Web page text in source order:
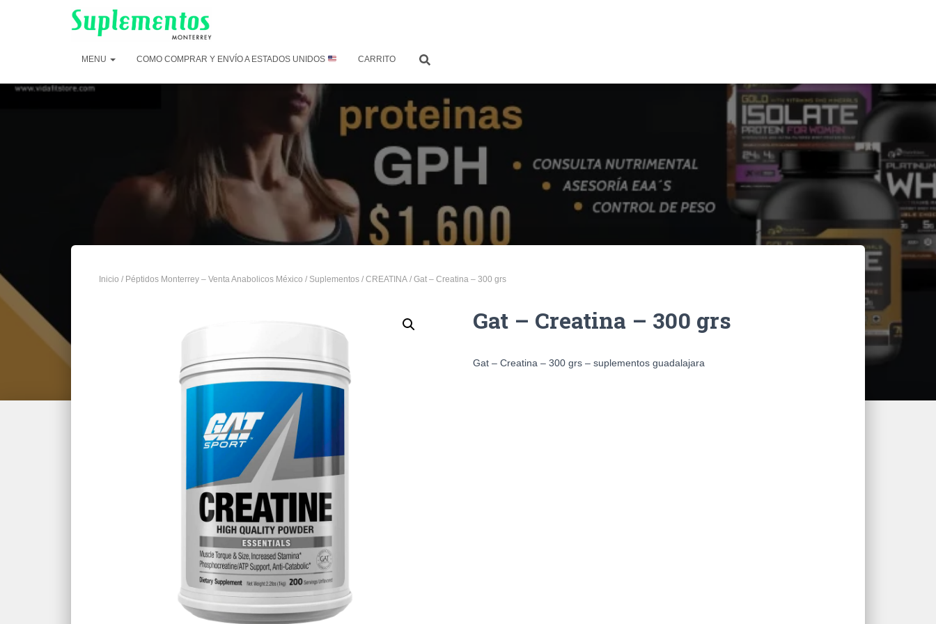
MENU COMO COMPRAR Y ENVÍO A ESTADOS UNIDOS CARRITO
Inicio / Péptidos Monterrey – Venta Anabolicos México / Suplementos / CREATINA / Gat – Creatina – 300 grs
Gat – Creatina – 300 grs
Gat – Creatina – 300 grs – suplementos guadalajara